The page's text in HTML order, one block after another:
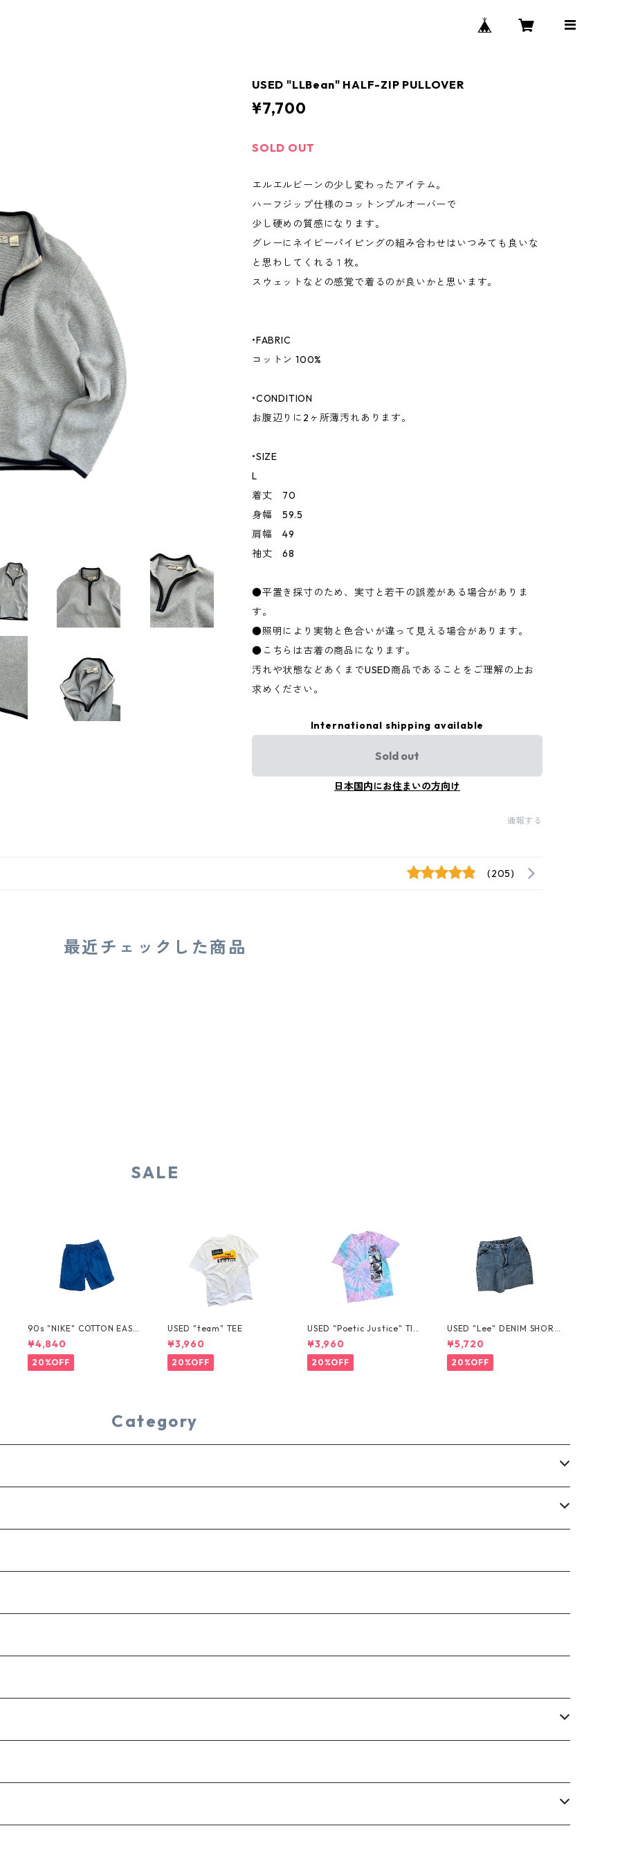
USED "LLBean" HALF-ZIP PULLOVER
¥7,700
SOLD OUT
エルエルビーンの少し変わったアイテム。
ハーフジップ仕様のコットンプルオーバーで
少し硬めの質感になります。
グレーにネイビーパイピングの組み合わせはいつみても良いな
と思わしてくれる１枚。
スウェットなどの感覚で着るのが良いかと思います。
•FABRIC
コットン 100%
•CONDITION
お腹辺りに2ヶ所薄汚れあります。
•SIZE
L
着丈 70
身幅 59.5
肩幅 49
袖丈 68
●平置き採寸のため、実寸と若干の誤差がある場合がありま
す。
●照明により実物と色合いが違って見える場合があります。
●こちらは古着の商品になります。
汚れや状態などあくまでUSED商品であることをご理解の上お
求めください。
International shipping available
Sold out
日本国内にお住まいの方向け
通報する
(205)
最近チェックした商品
SALE
90s "NIKE" COTTON EASY
SHORTS
¥4,840
20%OFF
USED "team" TEE
¥3,960
20%OFF
USED "Poetic Justice" TIE
-DYE TEE
¥3,960
20%OFF
USED "Lee" DENIM SHORT
S
¥5,720
20%OFF
Category